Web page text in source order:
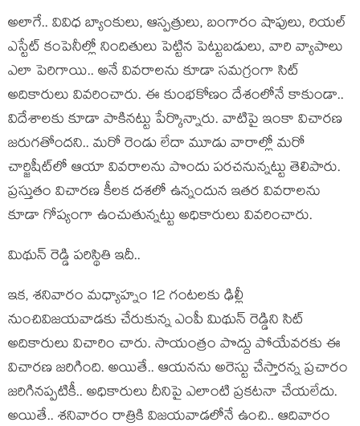
అలాగే.. వివిధ బ్యాంకులు, ఆస్పత్రులు, బంగారం షాపులు, రియల్‌
ఎస్టేట్‌ కంపెనీల్లో నిందితులు పెట్టిన పెట్టుబ‌డులు, వారి వ్యాపాలు
ఎలా పెరిగాయి.. అనే వివ‌రాల‌ను కూడా స‌మ‌గ్రంగా సిట్
అదికారులు వివ‌రించారు. ఈ కుంభ‌కోణం దేశంలోనే కాకుండా..
విదేశాల‌కు కూడా పాకిన‌ట్టు పేర్కొన్నారు. వాటిపై ఇంకా విచార‌ణ
జ‌రుగ‌తోంద‌ని.. మ‌రో రెండు లేదా మూడు వారాల్లో మ‌రో
చార్జిషీట్‌లో ఆయా వివ‌రాల‌ను పొందు పర‌చ‌నున్న‌ట్టు తెలిపారు.
ప్ర‌స్తుతం విచార‌ణ కీల‌క ద‌శ‌లో ఉన్నందున ఇత‌ర వివ‌రాల‌ను
కూడా గోప్యంగా ఉంచుతున్న‌ట్టు అధికారులు వివ‌రించారు.
మిథున్ రెడ్డి ప‌రిస్థితి ఇదీ..
ఇక‌, శ‌నివారం మ‌ధ్యాహ్నం 12 గంట‌ల‌కు ఢిల్లీ
నుంచివిజ‌య‌వాడ‌కు చేరుకున్న ఎంపీ మిథున్ రెడ్డిని సిట్
అదికారులు విచారిం చారు. సాయంత్రం పొద్దు పోయేవ‌ర‌కు ఈ
విచార‌ణ జ‌రిగింది. అయితే.. ఆయ‌న‌ను అరెస్టు చేస్తార‌న్న ప్ర‌చారం
జ‌రిగిన‌ప్ప‌టికీ.. అధికారులు దీనిపై ఎలాంటి ప్ర‌క‌ట‌నా చేయ‌లేదు.
అయితే.. శ‌నివారం రాత్రికి విజ‌య‌వాడ‌లోనే ఉంచి.. ఆదివారం